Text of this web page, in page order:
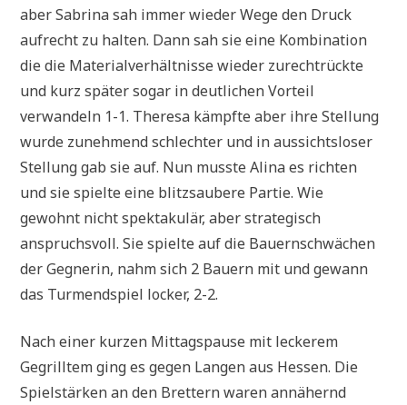
aber Sabrina sah immer wieder Wege den Druck
aufrecht zu halten. Dann sah sie eine Kombination
die die Materialverhältnisse wieder zurechtrückte
und kurz später sogar in deutlichen Vorteil
verwandeln 1-1. Theresa kämpfte aber ihre Stellung
wurde zunehmend schlechter und in aussichtsloser
Stellung gab sie auf. Nun musste Alina es richten
und sie spielte eine blitzsaubere Partie. Wie
gewohnt nicht spektakulär, aber strategisch
anspruchsvoll. Sie spielte auf die Bauernschwächen
der Gegnerin, nahm sich 2 Bauern mit und gewann
das Turmendspiel locker, 2-2.
Nach einer kurzen Mittagspause mit leckerem
Gegrilltem ging es gegen Langen aus Hessen. Die
Spielstärken an den Brettern waren annähernd